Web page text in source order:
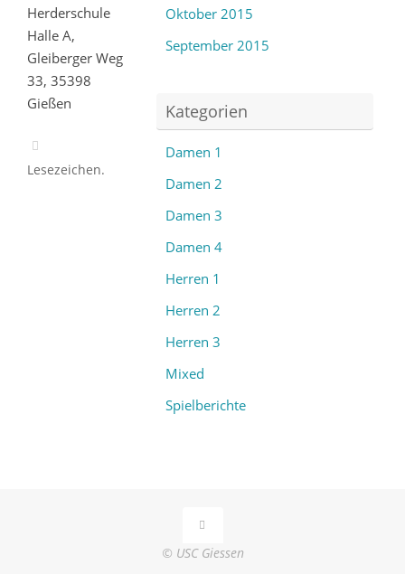
Herderschule
Halle A,
Gleiberger Weg
33, 35398
Gießen
Lesezeichen.
Oktober 2015
September 2015
Kategorien
Damen 1
Damen 2
Damen 3
Damen 4
Herren 1
Herren 2
Herren 3
Mixed
Spielberichte
© USC Giessen